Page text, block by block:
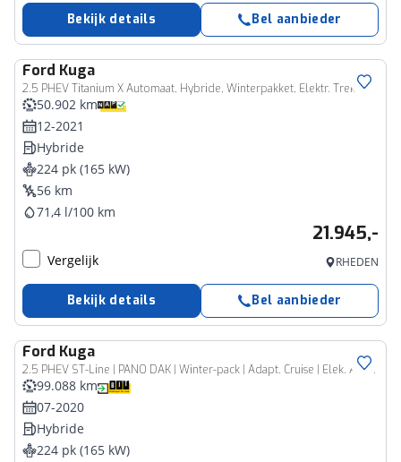
Bekijk details Bel aanbieder
Ford Kuga
2.5 PHEV Titanium X Automaat, Hybride, Winterpakket, Elektr. Trekhaak,+ Achterklep
50.902 km
12-2021
Hybride
224 pk (165 kW)
56 km
71,4 l/100 km
21.945,-
Vergelijk RHEDEN
Bekijk details Bel aanbieder
Ford Kuga
2.5 PHEV ST-Line | PANO DAK | Winter-pack | Adapt. Cruise | Elek. Achterklep | Camera | Dodehoeksens. | Navi |
99.088 km
07-2020
Hybride
224 pk (165 kW)